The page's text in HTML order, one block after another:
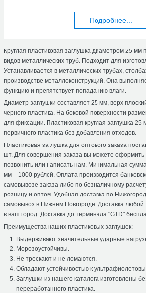
Круглая пластиковая заглушка диаметром 25 мм
видов металлических труб. Подходит для
Устанавливается в металлических трубах,
производстве металлоконструкций. Она
функцию и препятствует попаданию влаги.
Диаметр заглушки составляет 25 мм, верх
черного пластика. На боковой поверхности
для фиксации. Пластиковая круглая заглушка 25
первичного пластика без добавления отходов.
Пластиковая заглушка для оптового заказа
шт. Для совершения заказа вы можете оформить
позвонить или написать нам. Минимальная сумма
мм – 1000 рублей. Оплата производится
самовывозе заказа либо по безналичному
розницу и оптом. Удобная доставка по
самовывоз в Нижнем Новгороде. Доставка любой
в ваш город. Доставка до терминала "GTD"
Преимущества наших пластиковых заглушек:
Выдерживают значительные ударные
Морозоустойчивы.
Не трескают и не ломаются.
Обладают устойчивостью к
Заглушки из нашего каталога изготовлены
переработанного пластика.
Подробнее...